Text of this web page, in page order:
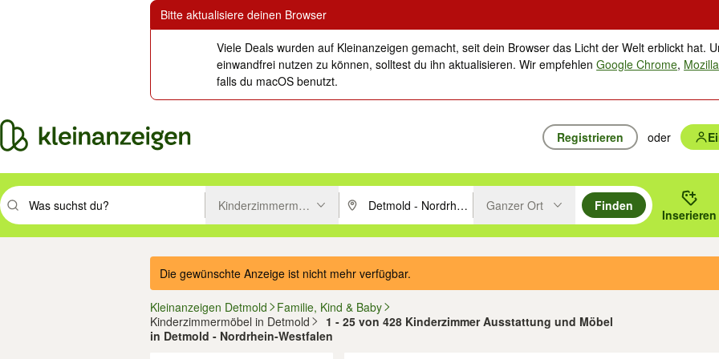
Bitte aktualisiere deinen Browser
Viele Deals wurden auf Kleinanzeigen gemacht, seit dein Browser das Licht der Welt erblickt hat.
einwandfrei nutzen zu können, solltest du ihn aktualisieren. Wir empfehlenGoogle Chrome,
falls du macOS benutzt.
Registrieren oder
Suchbegriff eingeben. Eingabetaste drücken um zu suchen, oder Vorschläge mit den Pfeiltasten nach oben/unten durchsuchen und mit
Kinderzimmermöbel PLZ oder Ort eingeben. Eingabetaste drücken um zu suchen, oder
Ganzer Ort
Finden
Inserieren
Die gewünschte Anzeige ist nicht mehr verfügbar.
Kleinanzeigen Detmold
Familie, Kind & Baby
Kinderzimmermöbel in Detmold
1 - 25 von 428 Kinderzimmer Ausstattung und Möbel
in Detmold - Nordrhein-Westfalen